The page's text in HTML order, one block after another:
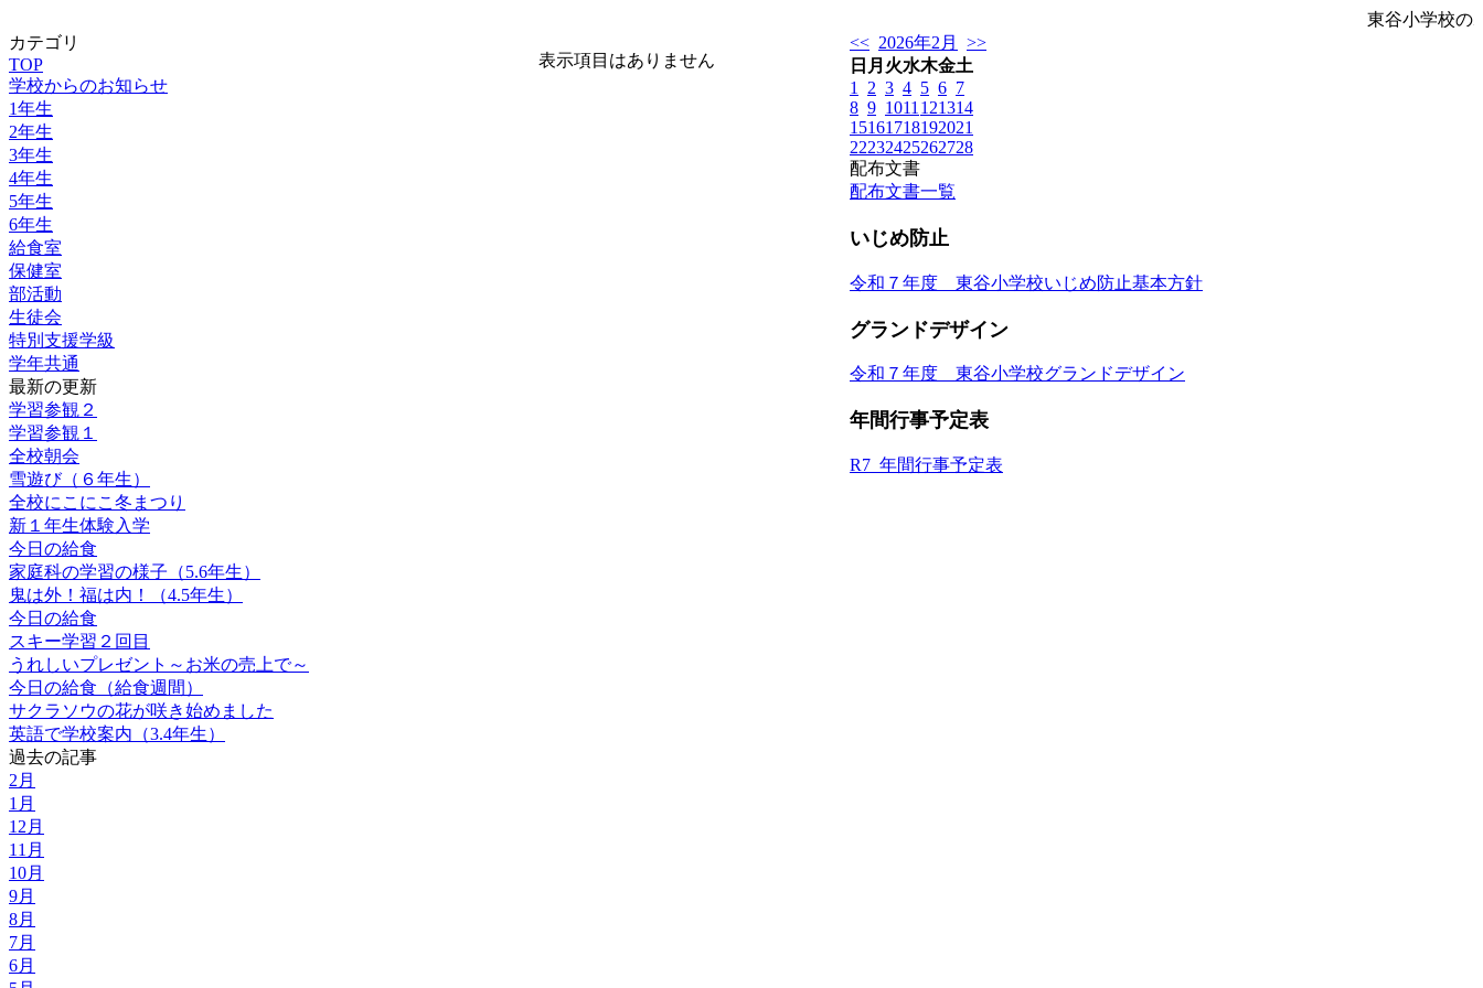
東谷小学校の
カテゴリ
TOP
学校からのお知らせ
1年生
2年生
3年生
4年生
5年生
6年生
給食室
保健室
部活動
生徒会
特別支援学級
学年共通
最新の更新
学習参観２
学習参観１
全校朝会
雪遊び（６年生）
全校にこにこ冬まつり
新１年生体験入学
今日の給食
家庭科の学習の様子（5.6年生）
鬼は外！福は内！（4.5年生）
今日の給食
スキー学習２回目
うれしいプレゼント～お米の売上で～
今日の給食（給食週間）
サクラソウの花が咲き始めました
英語で学校案内（3.4年生）
過去の記事
2月
1月
12月
11月
10月
9月
8月
7月
6月
表示項目はありません
<< 2026年2月
>>
日 月 火水木金土
1
2 3 4 5 6 7
8 9 1011 121314
15161718192021
22232425262728
配布文書
配布文書一覧
いじめ防止
令和７年度 東谷小学校いじめ防止基本方針
グランドデザイン
令和７年度 東谷小学校グランドデザイン
年間行事予定表
R7_年間行事予定表